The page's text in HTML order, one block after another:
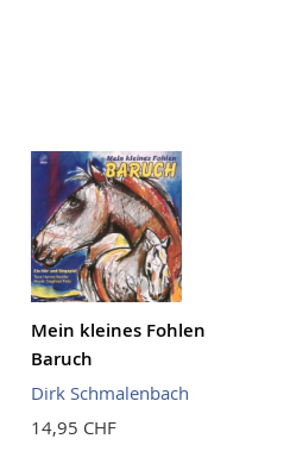
Mein kleines Fohlen
Baruch
Dirk Schmalenbach
14,95 CHF